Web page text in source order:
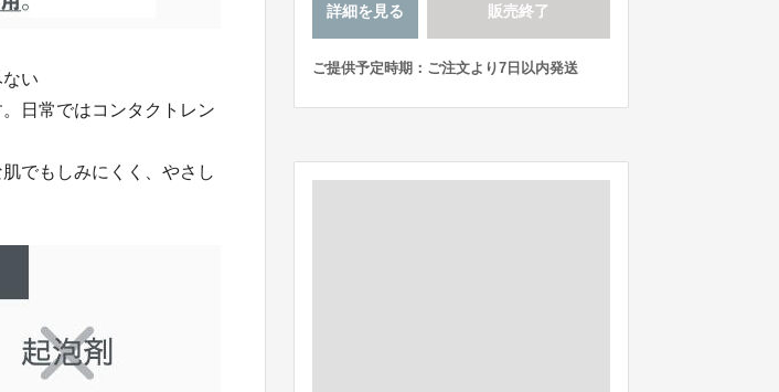
い
日常ではコンタクトレン
でもしみにくく、やさし
詳細を見る 販売終了
ご提供予定時期：ご注文より7日以内発送